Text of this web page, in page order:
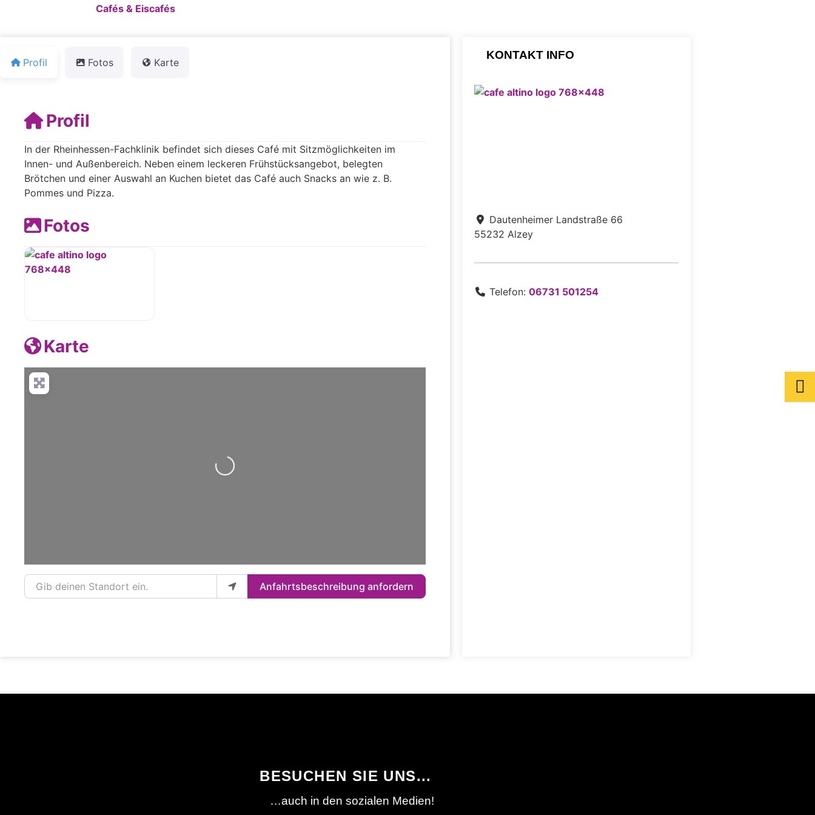
Cafés & Eiscafés
Profil Fotos Karte
Profil
In der Rheinhessen-Fachklinik befindet sich dieses Café mit Sitzmöglichkeiten im
Innen- und Außenbereich. Neben einem leckeren Frühstücksangebot, belegten
Brötchen und einer Auswahl an Kuchen bietet das Café auch Snacks an wie z. B.
Pommes und Pizza.
Fotos
Karte
Wird geladen …
Gib deinen Standort ein.
Anfahrtsbeschreibung anfordern
KONTAKT INFO
Dautenheimer Landstraße 66
55232 Alzey
Telefon: 06731 501254
BESUCHEN SIE UNS...
…auch in den sozialen Medien!